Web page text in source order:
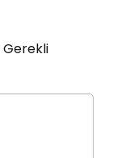
Gerekli